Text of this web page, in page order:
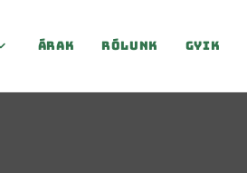
Árak Rólunk Gyik